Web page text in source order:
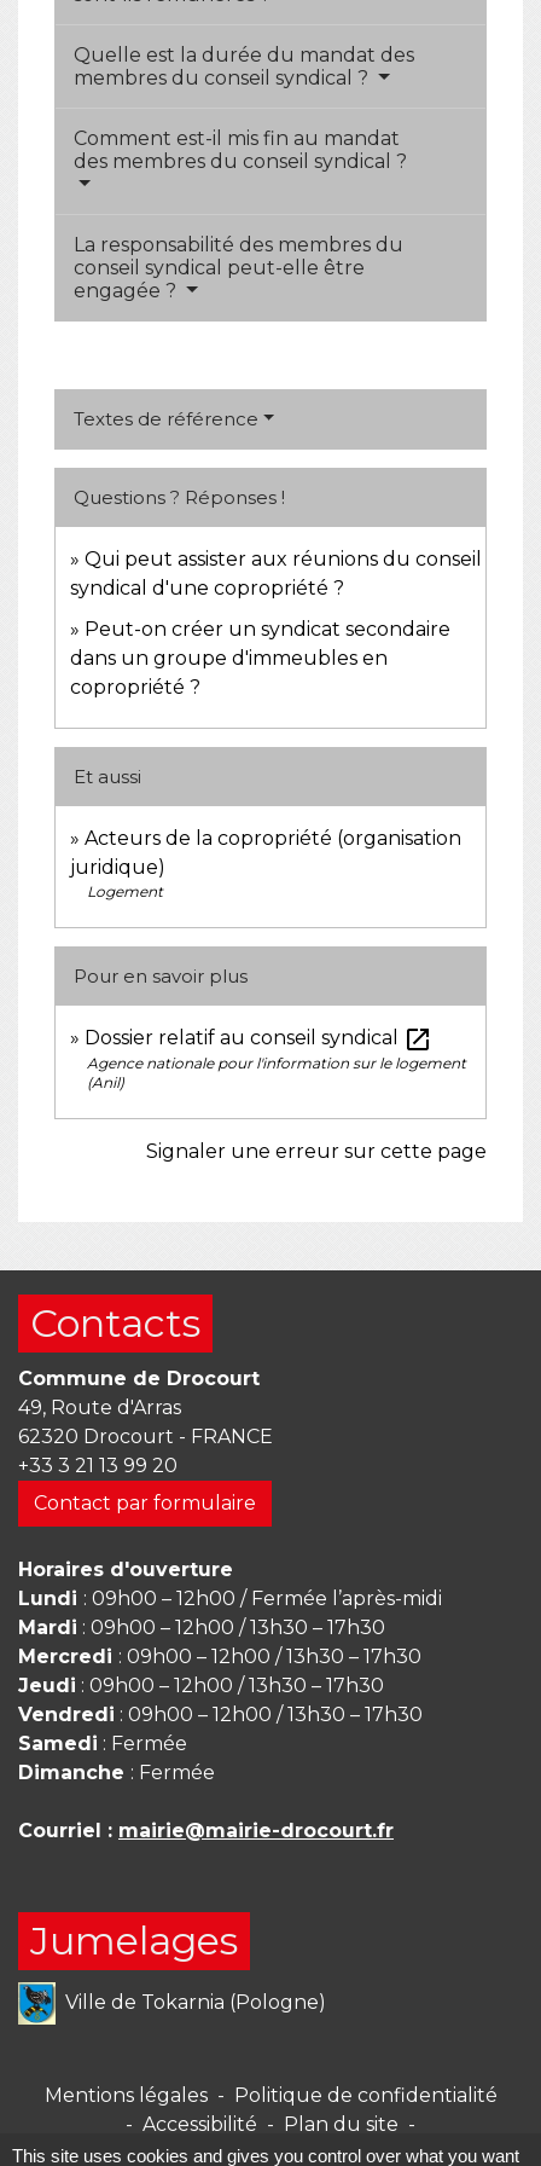
Quelle est la durée du mandat des
membres du conseil syndical ?
Comment est-il mis fin au mandat
des membres du conseil syndical ?
La responsabilité des membres du
conseil syndical peut-elle être
engagée ?
Textes de référence
Questions ? Réponses !
Qui peut assister aux réunions du conseil
syndical d'une copropriété ?
Peut-on créer un syndicat secondaire
dans un groupe d'immeubles en
copropriété ?
Et aussi
Acteurs de la copropriété (organisation
juridique)
Logement
Pour en savoir plus
Dossier relatif au conseil syndical open_in_new
Agence nationale pour l'information sur le logement
(Anil)
Signaler une erreur sur cette page
Contacts
Commune de Drocourt
49, Route d'Arras
62320 Drocourt - FRANCE
+33 3 21 13 99 20
Contact par formulaire
Horaires d'ouverture
Lundi : 09h00 – 12h00 / Fermée l’après-midi
Mardi : 09h00 – 12h00 / 13h30 – 17h30
Mercredi : 09h00 – 12h00 / 13h30 – 17h30
Jeudi : 09h00 – 12h00 / 13h30 – 17h30
Vendredi : 09h00 – 12h00 / 13h30 – 17h30
Samedi : Fermée
Dimanche : Fermée
Courriel : mairie@mairie-drocourt.fr
Jumelages
Ville de Tokarnia (Pologne)
Mentions légales - Politique de confidentialité
- Accessibilité - Plan du site -
Gestion des cookies
This site uses cookies and gives you control over what you want